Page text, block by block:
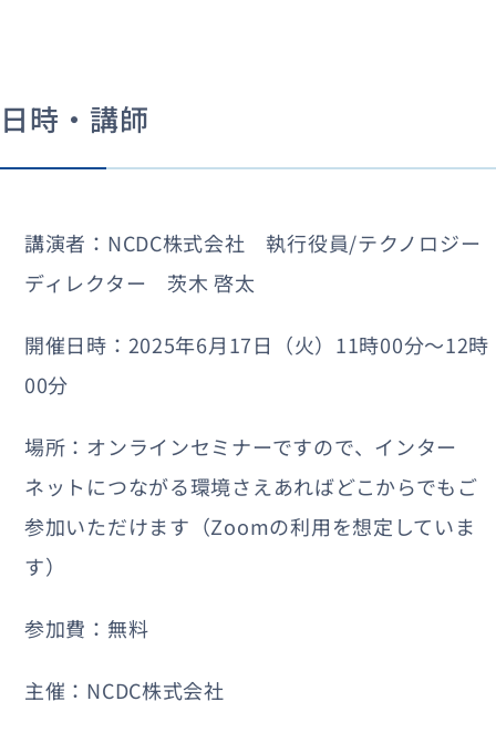
日時・講師
講演者：NCDC株式会社 執行役員/テクノロジー
ディレクター 茨木 啓太
開催日時：2025年6月17日（火）11時00分〜12時
00分
場所：オンラインセミナーですので、インター
ネットにつながる環境さえあればどこからでもご
参加いただけます（Zoomの利用を想定していま
す）
参加費：無料
主催：NCDC株式会社